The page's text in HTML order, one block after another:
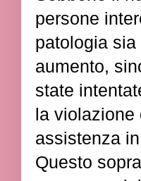
persone
patologia
aumento,
state
la violazione
assistenza
Questo